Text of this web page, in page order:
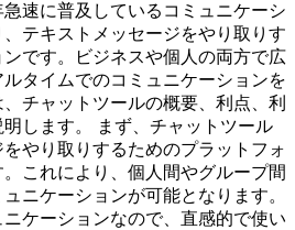
速に普及しているコミュニケーシ
テキストメッセージをやり取りす
です。ビジネスや個人の両方で広
タイムでのコミュニケーションを
チャットツールの概要、利点、利
します。 まず、チャットツール
やり取りするためのプラットフォ
これにより、個人間やグループ間
ニケーションが可能となります。
ケーションなので、直感的で使い